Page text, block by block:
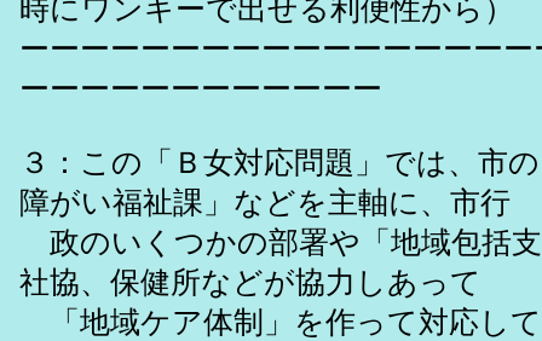
時にワンキーで出せる利便性から）
ーーーーーーーーーーーーーーーー
ーーーーーーーーーーーー
３：この「Ｂ女対応問題」では、市
障がい福祉課」などを主軸に、市行
政のいくつかの部署や「地域包括
社協、保健所などが協力しあって
「地域ケア体制」を作って対応し